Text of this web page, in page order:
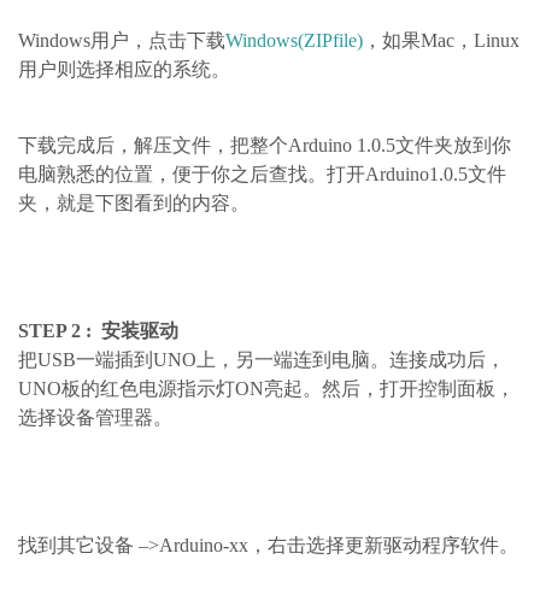
Windows用户，点击下载Windows(ZIPfile) ，如果Mac，Linux
用户则选择相应的系统。
下载完成后，解压文件，把整个Arduino 1.0.5文件夹放到你
电脑熟悉的位置，便于你之后查找。打开Arduino1.0.5文件
夹，就是下图看到的内容。
STEP 2 : 安装驱动
把USB一端插到UNO上，另一端连到电脑。连接成功后，
UNO板的红色电源指示灯ON亮起。然后，打开控制面板，
选择设备管理器。
找到其它设备 –>Arduino-xx，右击选择更新驱动程序软件。